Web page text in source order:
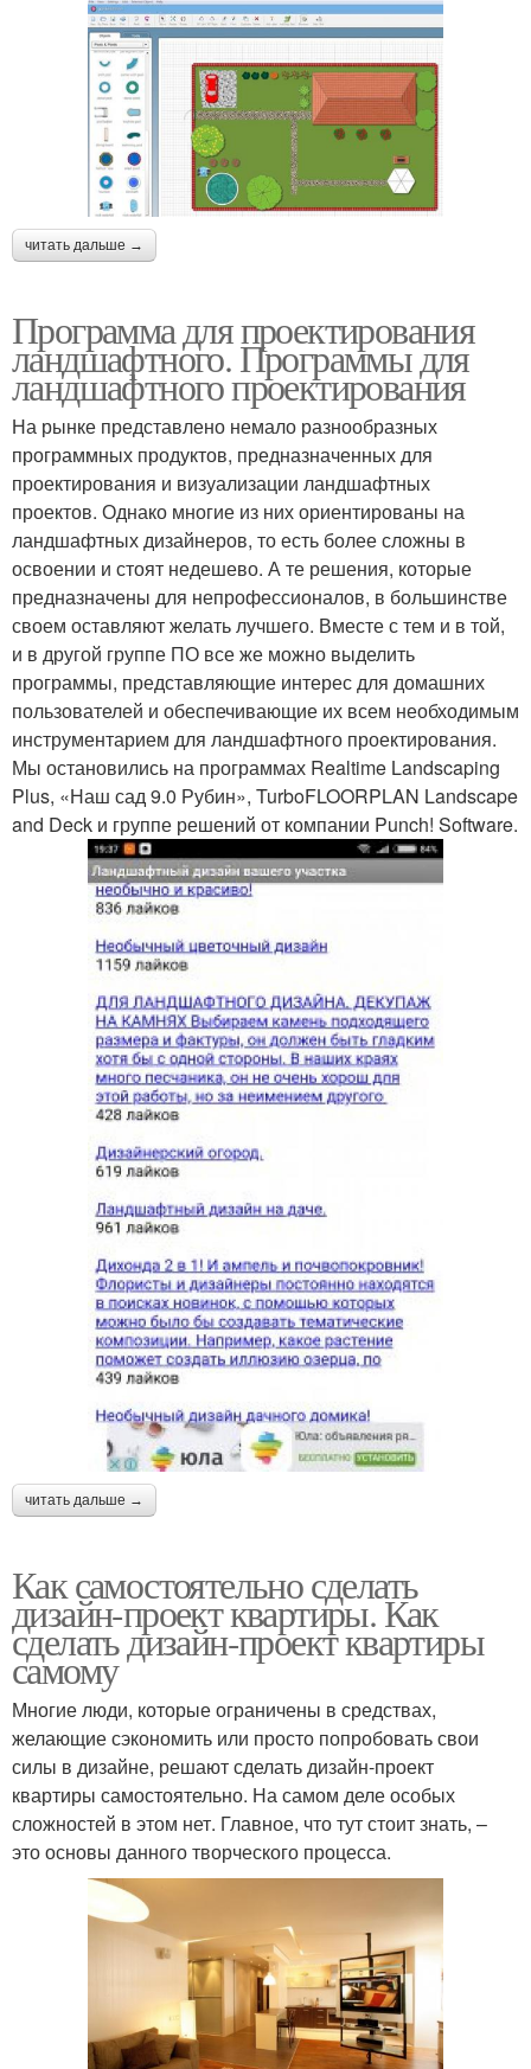
читать дальше →
Программа для проектирования
ландшафтного. Программы для
ландшафтного проектирования
На рынке представлено немало разнообразных
программных продуктов, предназначенных для
проектирования и визуализации ландшафтных
проектов. Однако многие из них ориентированы на
ландшафтных дизайнеров, то есть более сложны в
освоении и стоят недешево. А те решения, которые
предназначены для непрофессионалов, в большинстве
своем оставляют желать лучшего. Вместе с тем и в той,
и в другой группе ПО все же можно выделить
программы, представляющие интерес для домашних
пользователей и обеспечивающие их всем необходимым
инструментарием для ландшафтного проектирования.
Мы остановились на программах Realtime Landscaping
Plus, «Наш сад 9.0 Рубин», TurboFLOORPLAN Landscape
and Deck и группе решений от компании Punch! Software.
читать дальше →
Как самостоятельно сделать
дизайн-проект квартиры. Как
сделать дизайн-проект квартиры
самому
Многие люди, которые ограничены в средствах,
желающие сэкономить или просто попробовать свои
силы в дизайне, решают сделать дизайн-проект
квартиры самостоятельно. На самом деле особых
сложностей в этом нет. Главное, что тут стоит знать, –
это основы данного творческого процесса.